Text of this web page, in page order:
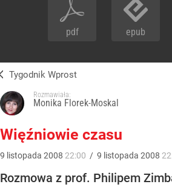
pdf epub
Tygodnik Wprost
Rozmawiała:
Monika Florek-Moskal
Więźniowie czasu
9 listopada 2008 22:00 / 9 listopada 2008
Rozmowa z prof. Philipem